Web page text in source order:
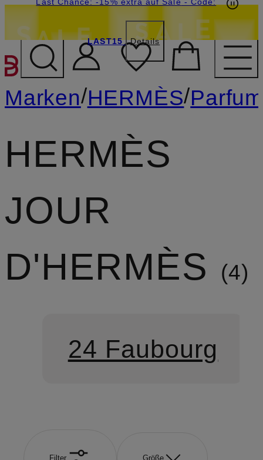
ZUM HAUPTINHALT
LAST15 Details
Marken/HERMÈS/
HERMÈS
JOUR
D'HERMÈS
4
24 Faubourg
Filter Größe